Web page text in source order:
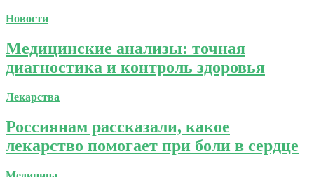
Новости
Медицинские анализы: точная
диагностика и контроль здоровья
Лекарства
Россиянам рассказали, какое
лекарство помогает при боли в сердце